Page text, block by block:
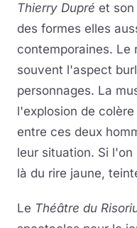
Thierry Dupré et
des formes elles
contemporaines. Le
souvent l'aspect
personnages. La
l'explosion de
entre ces deux
leur situation. Si
là du rire jaune,
Le Théâtre du